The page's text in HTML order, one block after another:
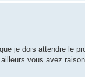
je dois attendre le
vous avez